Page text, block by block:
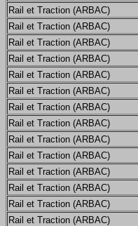
Rail et Traction (ARBAC)
Rail et Traction (ARBAC)
Rail et Traction (ARBAC)
Rail et Traction (ARBAC)
Rail et Traction (ARBAC)
Rail et Traction (ARBAC)
Rail et Traction (ARBAC)
Rail et Traction (ARBAC)
Rail et Traction (ARBAC)
Rail et Traction (ARBAC)
Rail et Traction (ARBAC)
Rail et Traction (ARBAC)
Rail et Traction (ARBAC)
Rail et Traction (ARBAC)